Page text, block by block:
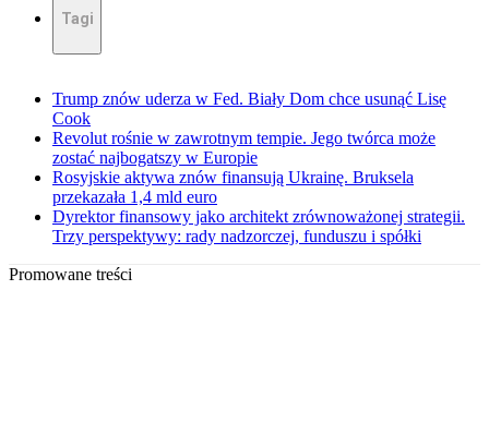
Tagi
Trump znów uderza w Fed. Biały Dom chce usunąć Lisę
Cook
Revolut rośnie w zawrotnym tempie. Jego twórca może
zostać najbogatszy w Europie
Rosyjskie aktywa znów finansują Ukrainę. Bruksela
przekazała 1,4 mld euro
Dyrektor finansowy jako architekt zrównoważonej strategii.
Trzy perspektywy: rady nadzorczej, funduszu i spółki
Promowane treści